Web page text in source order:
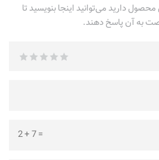
دارید می‌توانید اینجا بنویسید تا
به آن پاسخ دهند.
=
7
+
2